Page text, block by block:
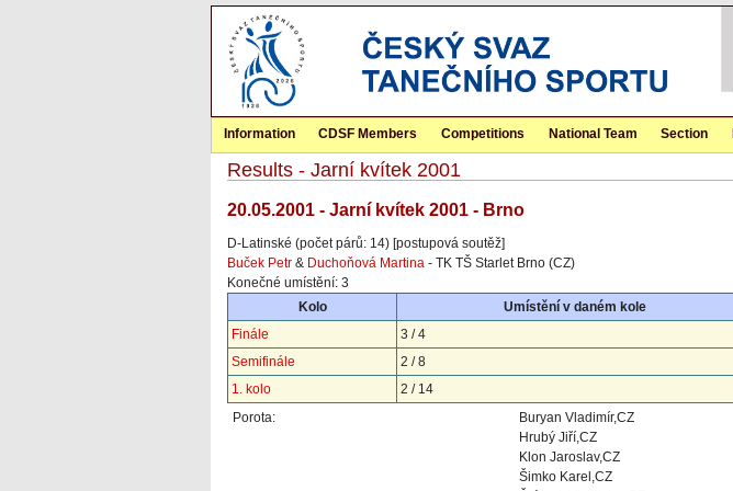
Information CDSF Members Competitions National Team Section
Results - Jarní kvítek 2001
20.05.2001 - Jarní kvítek 2001 - Brno
D-Latinské (počet párů: 14) [postupová soutěž]
Buček Petr & Duchoňová Martina - TK TŠ Starlet Brno (CZ)
Konečné umístění: 3
Kolo
Umístění v daném kole
Finále
3 / 4
Semifinále
2 / 8
1. kolo
2 / 14
Porota:
Buryan Vladimír,CZ
Hrubý Jiří,CZ
Klon Jaroslav,CZ
Šimko Karel,CZ